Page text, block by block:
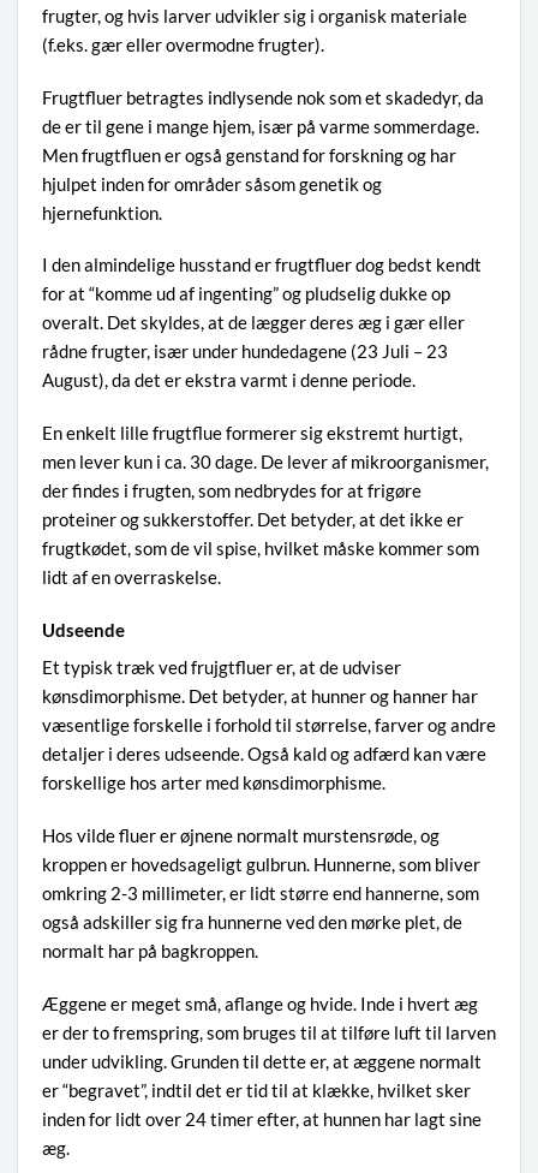
frugter, og hvis larver udvikler sig i organisk materiale
(f.eks. gær eller overmodne frugter).
Frugtfluer betragtes indlysende nok som et skadedyr, da
de er til gene i mange hjem, især på varme sommerdage.
Men frugtfluen er også genstand for forskning og har
hjulpet inden for områder såsom genetik og
hjernefunktion.
I den almindelige husstand er frugtfluer dog bedst kendt
for at “komme ud af ingenting” og pludselig dukke op
overalt. Det skyldes, at de lægger deres æg i gær eller
rådne frugter, især under hundedagene (23 Juli – 23
August), da det er ekstra varmt i denne periode.
En enkelt lille frugtflue formerer sig ekstremt hurtigt,
men lever kun i ca. 30 dage. De lever af mikroorganismer,
der findes i frugten, som nedbrydes for at frigøre
proteiner og sukkerstoffer. Det betyder, at det ikke er
frugtkødet, som de vil spise, hvilket måske kommer som
lidt af en overraskelse.
Udseende
Et typisk træk ved frujgtfluer er, at de udviser
kønsdimorphisme. Det betyder, at hunner og hanner har
væsentlige forskelle i forhold til størrelse, farver og andre
detaljer i deres udseende. Også kald og adfærd kan være
forskellige hos arter med kønsdimorphisme.
Hos vilde fluer er øjnene normalt murstensrøde, og
kroppen er hovedsageligt gulbrun. Hunnerne, som bliver
omkring 2-3 millimeter, er lidt større end hannerne, som
også adskiller sig fra hunnerne ved den mørke plet, de
normalt har på bagkroppen.
Æggene er meget små, aflange og hvide. Inde i hvert æg
er der to fremspring, som bruges til at tilføre luft til larven
under udvikling. Grunden til dette er, at æggene normalt
er “begravet”, indtil det er tid til at klække, hvilket sker
inden for lidt over 24 timer efter, at hunnen har lagt sine
æg.